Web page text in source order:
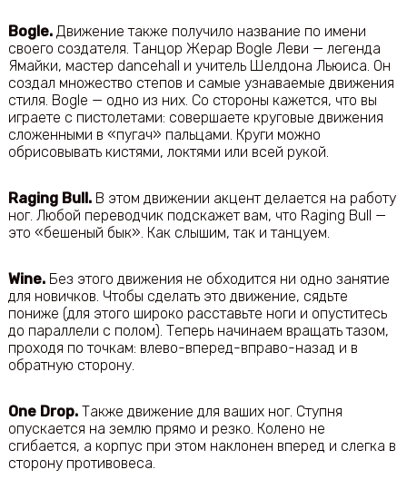
Bogle.Движение также получило название по имени
своего создателя. Танцор Жерар Bogle Леви — легенда
Ямайки, мастер dancehall и учитель Шелдона Льюиса. Он
создал множество степов и самые узнаваемые движения
стиля. Bogle — одно из них. Со стороны кажется, что вы
играете с пистолетами: совершаете круговые движения
сложенными в «пугач» пальцами. Круги можно
обрисовывать кистями, локтями или всей рукой.
Raging Bull.В этом движении акцент делается на работу
ног. Любой переводчик подскажет вам, что Raging Bull —
это «бешеный бык». Как слышим, так и танцуем.
Wine.Без этого движения не обходится ни одно занятие
для новичков. Чтобы сделать это движение, сядьте
пониже (для этого широко расставьте ноги и опуститесь
до параллели с полом). Теперь начинаем вращать тазом,
проходя по точкам: влево-вперед-вправо-назад и в
обратную сторону.
One Drop.Также движение для ваших ног. Ступня
опускается на землю прямо и резко. Колено не
сгибается, а корпус при этом наклонен вперед и слегка в
сторону противовеса.